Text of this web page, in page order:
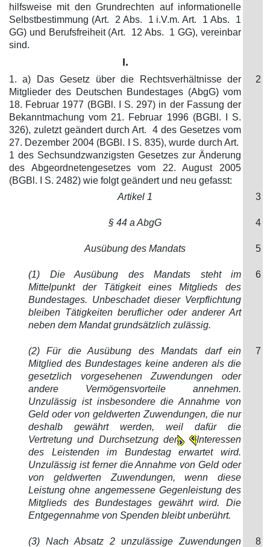
hilfsweise mit den Grundrechten auf informationelle
Selbstbestimmung (Art. 2 Abs. 1 i.V.m. Art. 1 Abs. 1
GG) und Berufsfreiheit (Art. 12 Abs. 1 GG), vereinbar
sind.
I.
1. a) Das Gesetz über die Rechtsverhältnisse der
Mitglieder des Deutschen Bundestages (AbgG) vom
18. Februar 1977 (BGBl. I S. 297) in der Fassung der
Bekanntmachung vom 21. Februar 1996 (BGBl. I S.
326), zuletzt geändert durch Art. 4 des Gesetzes vom
27. Dezember 2004 (BGBl. I S. 835), wurde durch Art.
1 des Sechsundzwanzigsten Gesetzes zur Änderung
des Abgeordnetengesetzes vom 22. August 2005
(BGBl. I S. 2482) wie folgt geändert und neu gefasst:
2
Artikel 1 3
§ 44 a AbgG 4
Ausübung des Mandats 5
(1) Die Ausübung des Mandats steht im
Mittelpunkt der Tätigkeit eines Mitglieds des
Bundestages. Unbeschadet dieser Verpflichtung
bleiben Tätigkeiten beruflicher oder anderer Art
neben dem Mandat grundsätzlich zulässig.
6
(2) Für die Ausübung des Mandats darf ein
Mitglied des Bundestages keine anderen als die
gesetzlich vorgesehenen Zuwendungen oder
andere Vermögensvorteile annehmen.
Unzulässig ist insbesondere die Annahme von
Geld oder von geldwerten Zuwendungen, die nur
deshalb gewährt werden, weil dafür die
Vertretung und Durchsetzung der
Interessen
des Leistenden im Bundestag erwartet wird.
Unzulässig ist ferner die Annahme von Geld oder
von geldwerten Zuwendungen, wenn diese
Leistung ohne angemessene Gegenleistung des
Mitglieds des Bundestages gewährt wird. Die
Entgegennahme von Spenden bleibt unberührt.
7
(3) Nach Absatz 2 unzulässige Zuwendungen
8